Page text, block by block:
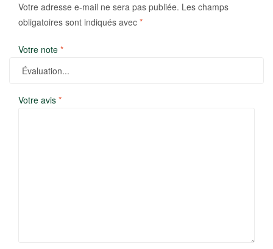
Votre adresse e-mail ne sera pas publiée. Les champs
obligatoires sont indiqués avec *
Votre note *
Votre avis *